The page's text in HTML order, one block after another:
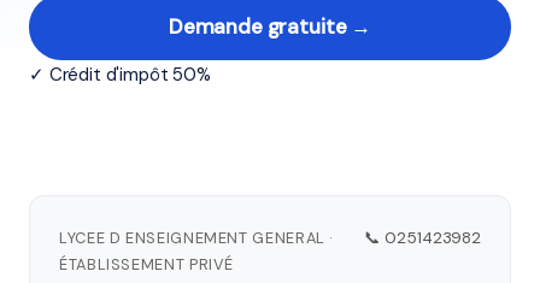
Demande gratuite →
✓ Crédit d'impôt 50%
LYCEE D ENSEIGNEMENT GENERAL ·
ÉTABLISSEMENT PRIVÉ
📞 0251423982